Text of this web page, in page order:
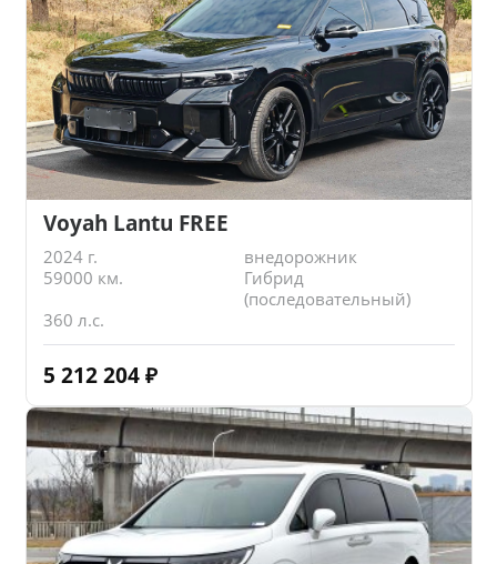
Voyah Lantu FREE
2024 г.
внедорожник
59000 км.
Гибрид
(последовательный)
360 л.с.
5 212 204 ₽